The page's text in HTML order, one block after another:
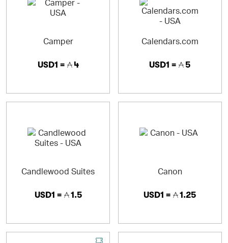
Camper
USD1 = 4
Calendars.com
USD1 = 5
Candlewood Suites
USD1 = 1.5
Canon
USD1 = 1.25